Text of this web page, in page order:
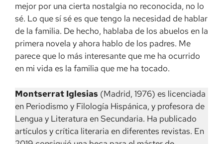
mejor por una cierta nostalgia no reconocida, no lo
sé. Lo que sí sé es que tengo la necesidad de hablar
de la familia. De hecho, hablaba de los abuelos en la
primera novela y ahora hablo de los padres. Me
parece que lo más interesante que me ha ocurrido
en mi vida es la familia que me ha tocado.
Montserrat Iglesias (Madrid, 1976) es licenciada
en Periodismo y Filología Hispánica, y profesora de
Lengua y Literatura en Secundaria. Ha publicado
artículos y crítica literaria en diferentes revistas. En